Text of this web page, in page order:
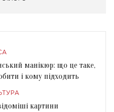
манікюр: що це таке,
і кому підходить
картини